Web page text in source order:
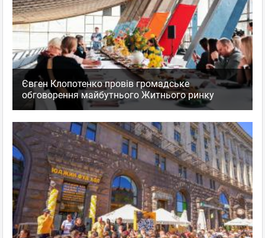
Євген Клопотенко провів громадське
обговорення майбутнього Житнього ринку